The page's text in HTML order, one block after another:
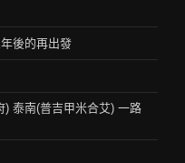
後的再出發
) 泰南(普吉甲米合艾) 一路